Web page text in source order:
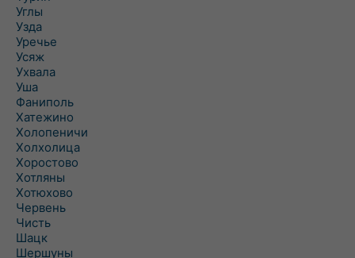
Углы
Узда
Уречье
Усяж
Ухвала
Уша
Фаниполь
Хатежино
Холопеничи
Холхолица
Хоростово
Хотляны
Хотюхово
Червень
Чисть
Шацк
Шершуны